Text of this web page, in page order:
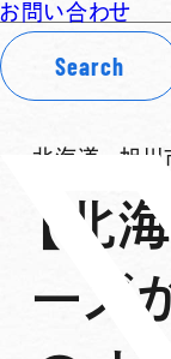
お問い合わせ
Search
北海道 -旭川
【北
ーズ